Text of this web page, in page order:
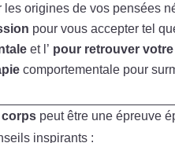
les origines de vos pensées
pour vous accepter tel
et l’ pour retrouver
comportementale pour
corps peut être une épreuve
inspirants :